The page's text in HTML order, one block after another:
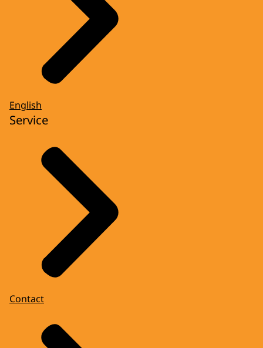
English
Service
Contact